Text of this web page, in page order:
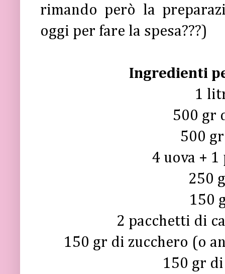
rimando però la
oggi per fare la spesa???)
Ingredienti
1
500 gr
500
4 uova +
250
150
2 pacchetti di
150 gr di zucchero (o
150 gr